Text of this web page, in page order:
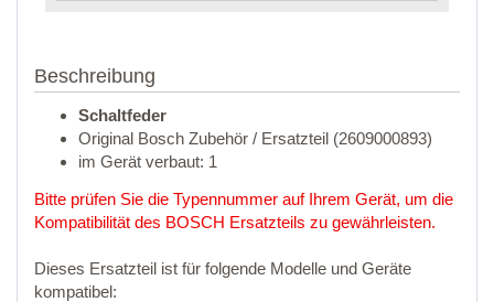
Beschreibung
Schaltfeder
Original Bosch Zubehör / Ersatzteil (2609000893)
im Gerät verbaut: 1
Bitte prüfen Sie die Typennummer auf Ihrem Gerät, um die
Kompatibilität des BOSCH Ersatzteils zu gewährleisten.
Dieses Ersatzteil ist für folgende Modelle und Geräte
kompatibel: